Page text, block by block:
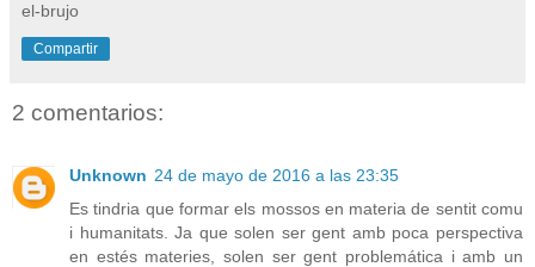
el-brujo
Compartir
2 comentarios:
Unknown 24 de mayo de 2016 a las 23:35
Es tindria que formar els mossos en materia de sentit comu
i humanitats. Ja que solen ser gent amb poca perspectiva
en estés materies, solen ser gent problemática i amb un